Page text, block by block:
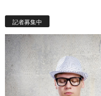
記者募集中